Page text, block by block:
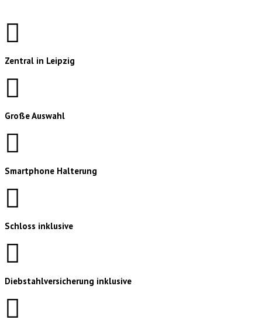
Zentral in Leipzig
Große Auswahl
Smartphone Halterung
Schloss inklusive
Diebstahlversicherung inklusive